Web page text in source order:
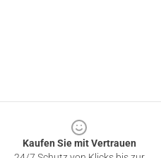
Kaufen Sie mit Vertrauen